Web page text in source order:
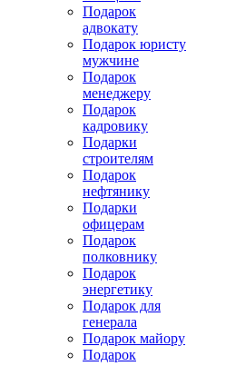
Подарок
адвокату
Подарок юристу
мужчине
Подарок
менеджеру
Подарок
кадровику
Подарки
строителям
Подарок
нефтянику
Подарки
офицерам
Подарок
полковнику
Подарок
энергетику
Подарок для
генерала
Подарок майору
Подарок